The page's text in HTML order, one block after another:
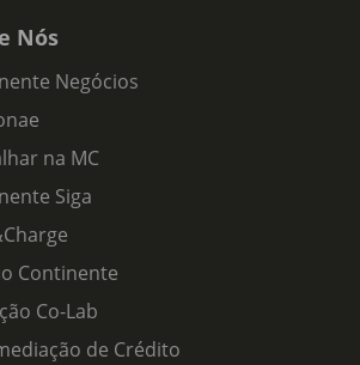
Nós
Negócios
na MC
Siga
Continente
Co-Lab
de Crédito